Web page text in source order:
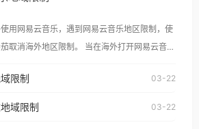
音乐平台一样，出现地区及版权限制问题，且
大陆地区播放。 遇到这个问题的朋友们，
茄回国加速器，即可解决「海外用户收听腾讯
美国、加拿大、澳大利亚、欧洲等国家和地区
用网易云音乐，遇到网易云音乐地区限制，使
消海外地区限制。 当在海外打开网易云音
海外用户如香港、澳门、台湾、美
加拿大、澳大利亚、欧洲等国家和地区时，网易
限制 03-22
域限制 03-22